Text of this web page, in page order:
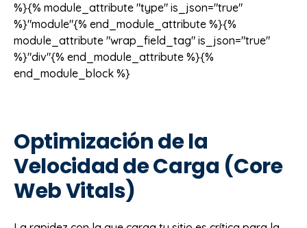
%}{% module_attribute "type" is_json="true"
%}"module"{% end_module_attribute %}{%
module_attribute "wrap_field_tag" is_json="true"
%}"div"{% end_module_attribute %}{%
end_module_block %}
Optimización de la
Velocidad de Carga (Core
Web Vitals)